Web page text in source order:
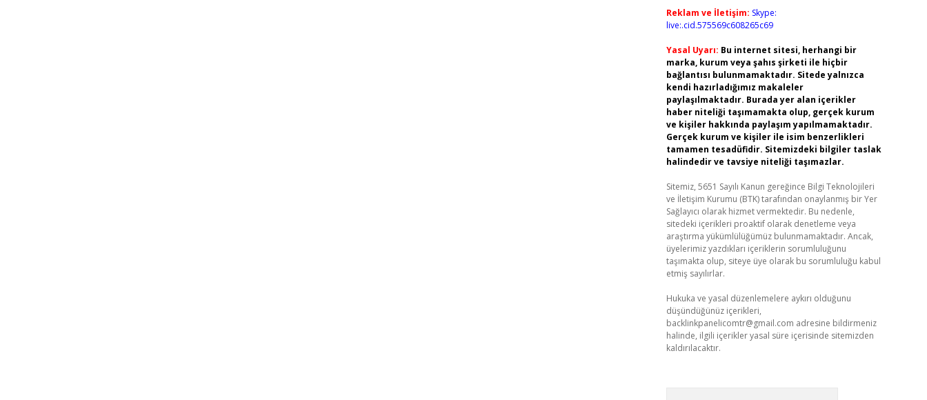
Reklam ve İletişim: Skype:
live:.cid.575569c608265c69
Yasal Uyarı: Bu internet sitesi, herhangi bir
marka, kurum veya şahıs şirketi ile hiçbir
bağlantısı bulunmamaktadır. Sitede yalnızca
kendi hazırladığımız makaleler
paylaşılmaktadır. Burada yer alan içerikler
haber niteliği taşımamakta olup, gerçek kurum
ve kişiler hakkında paylaşım yapılmamaktadır.
Gerçek kurum ve kişiler ile isim benzerlikleri
tamamen tesadüfidir. Sitemizdeki bilgiler taslak
halindedir ve tavsiye niteliği taşımazlar.
Sitemiz, 5651 Sayılı Kanun gereğince Bilgi Teknolojileri
ve İletişim Kurumu (BTK) tarafından onaylanmış bir Yer
Sağlayıcı olarak hizmet vermektedir. Bu nedenle,
sitedeki içerikleri proaktif olarak denetleme veya
araştırma yükümlülüğümüz bulunmamaktadır. Ancak,
üyelerimiz yazdıkları içeriklerin sorumluluğunu
taşımakta olup, siteye üye olarak bu sorumluluğu kabul
etmiş sayılırlar.
Hukuka ve yasal düzenlemelere aykırı olduğunu
düşündüğünüz içerikleri,
backlinkpanelicomtr@gmail.com adresine bildirmeniz
halinde, ilgili içerikler yasal süre içerisinde sitemizden
kaldırılacaktır.